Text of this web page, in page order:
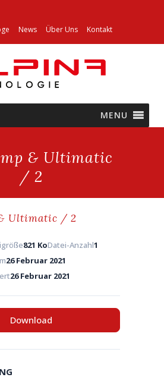
News Über Uns Kontakt
MENU
& Ultimatic
/ 2
Ultimatic / 2
821 KoDatei-Anzahl1
26 Februar 2021
26 Februar 2021
Download